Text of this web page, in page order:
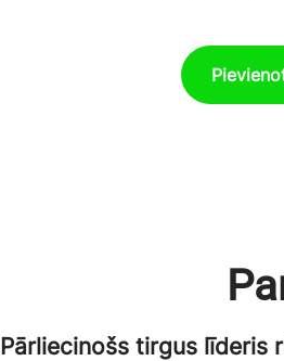
Pārliecinošs tirgus līderis